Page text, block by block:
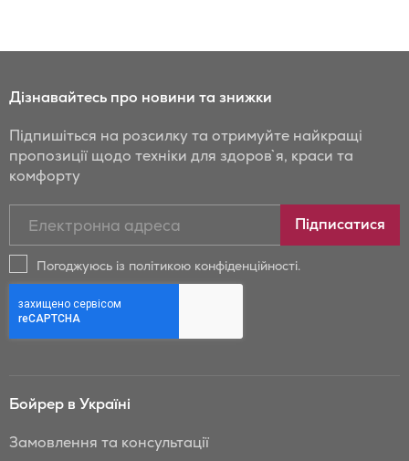
Дізнавайтесь про новини та знижки
Підпишіться на розсилку та отримуйте найкращі
пропозиції щодо техніки для здоров`я, краси та
комфорту
новини
та
Бойрер:
Підписатися
Погоджуюсь із політикою конфіденційності.
Бойрер в Україні
Замовлення та консультації